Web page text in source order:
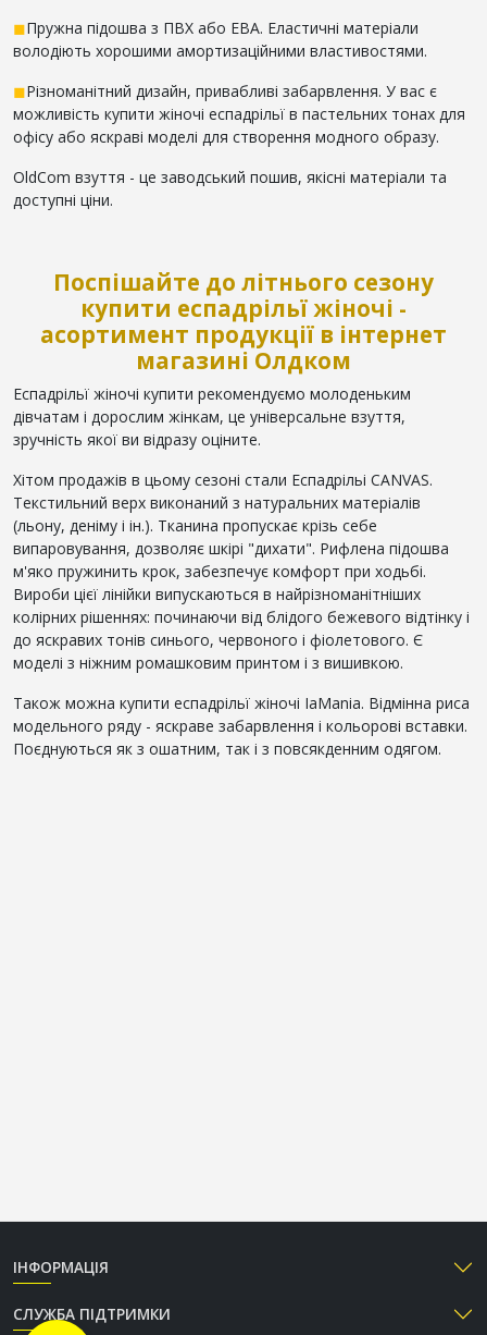
◼Пружна підошва з ПВХ або ЕВА. Еластичні матеріали
володіють хорошими амортизаційними властивостями.
◼Різноманітний дизайн, привабливі забарвлення. У вас є
можливість купити жіночі еспадрільї в пастельних тонах для
офісу або яскраві моделі для створення модного образу.
OldCom взуття - це заводський пошив, якісні матеріали та
доступні ціни.
Поспішайте до літнього сезону
купити еспадрільї жіночі -
асортимент продукції в інтернет
магазині Олдком
Еспадрільї жіночі купити рекомендуємо молоденьким
дівчатам і дорослим жінкам, це універсальне взуття,
зручність якої ви відразу оціните.
Хітом продажів в цьому сезоні стали Еспадрільі CANVAS.
Текстильний верх виконаний з натуральних матеріалів
(льону, деніму і ін.). Тканина пропускає крізь себе
випаровування, дозволяє шкірі "дихати". Рифлена підошва
м'яко пружинить крок, забезпечує комфорт при ходьбі.
Вироби цієї лінійки випускаються в найрізноманітніших
колірних рішеннях: починаючи від блідого бежевого відтінку і
до яскравих тонів синього, червоного і фіолетового. Є
моделі з ніжним ромашковим принтом і з вишивкою.
Також можна купити еспадрільї жіночі IaMania. Відмінна риса
модельного ряду - яскраве забарвлення і кольорові вставки.
Поєднуються як з ошатним, так і з повсякденним одягом.
ІНФОРМАЦІЯ
СЛУЖБА ПІДТРИМКИ